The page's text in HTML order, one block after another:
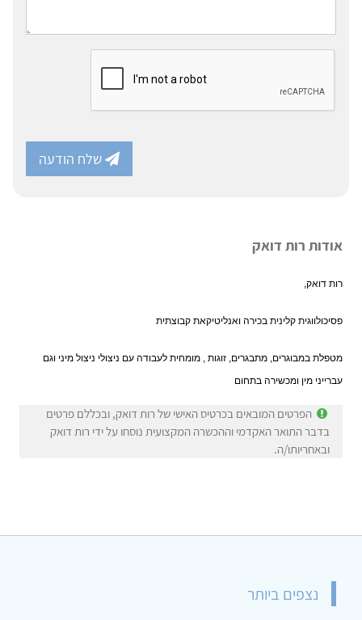
שלח הודעה
אודות רות דואק
רות דואק,
פסיכולווגית קלינית בכירה ואנליטיקאת קבוצתית
מטפלת במבוגרים, מתבגרים, זוגות , מומחית לעבודה עם ניצולי ניצול מיני וגם
עברייני מין ומכשירה בתחום
הפרטים המובאים בכרטיס האישי של רות דואק, ובכללם פרטים
בדבר התואר האקדמי וההכשרה המקצועית נוסחו על ידי רות דואק
ובאחריותו/ה.
נצפים ביותר